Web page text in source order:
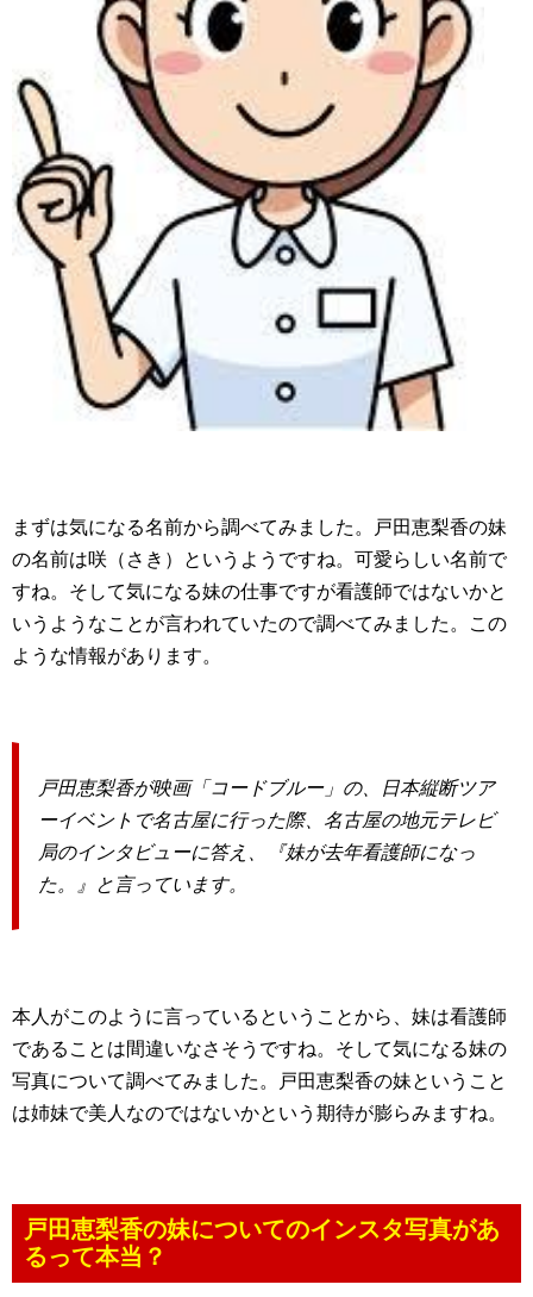
まずは気になる名前から調べてみました。戸田恵梨香の妹
の名前は咲（さき）というようですね。可愛らしい名前で
すね。そして気になる妹の仕事ですが看護師ではないかと
いうようなことが言われていたので調べてみました。この
ような情報があります。
戸田恵梨香が映画「コードブルー」の、日本縦断ツア
ーイベントで名古屋に行った際、名古屋の地元テレビ
局のインタビューに答え、『妹が去年看護師になっ
た。』と言っています。
本人がこのように言っているということから、妹は看護師
であることは間違いなさそうですね。そして気になる妹の
写真について調べてみました。戸田恵梨香の妹ということ
は姉妹で美人なのではないかという期待が膨らみますね。
戸田恵梨香の妹についてのインスタ写真があ
るって本当？